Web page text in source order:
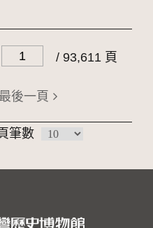
/ 93,611 頁
最後一頁
筆數